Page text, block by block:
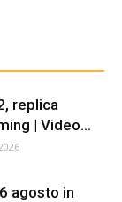
replica
| Video...
agosto in